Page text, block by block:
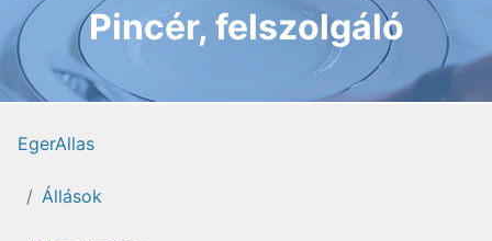
Pincér, felszolgáló
EgerAllas
Állások